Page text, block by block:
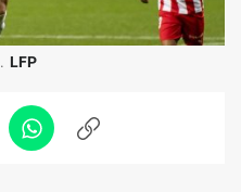
LFP
WhatsappCopiar